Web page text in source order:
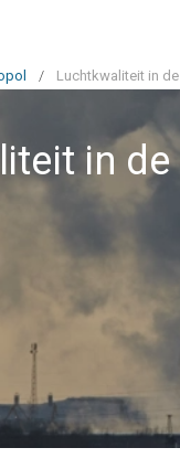
/ Luchtkwaliteit in
in de